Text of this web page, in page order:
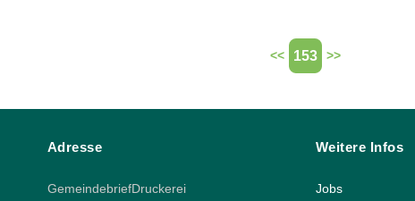
<< 153 >>
Adresse
GemeindebriefDruckerei
Weitere Infos
Jobs